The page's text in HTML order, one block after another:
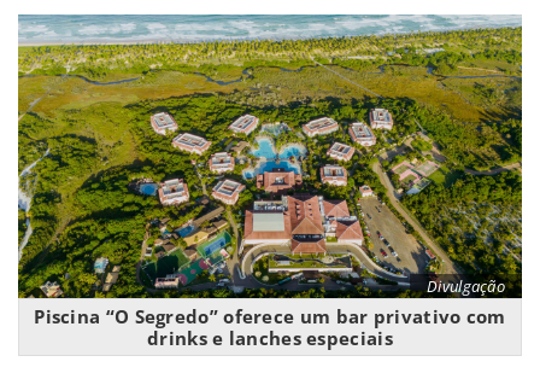
Divulgação
Piscina “O Segredo” oferece um bar privativo com
drinks e lanches especiais